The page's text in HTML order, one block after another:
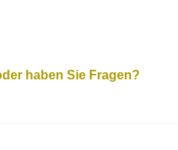
haben Sie Fragen?